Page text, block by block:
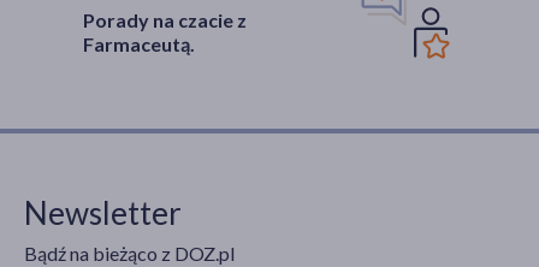
Porady na czacie z
Farmaceutą.
Newsletter
Bądź na bieżąco z DOZ.pl